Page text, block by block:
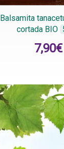
Balsamita
cortada BIO
7,90€